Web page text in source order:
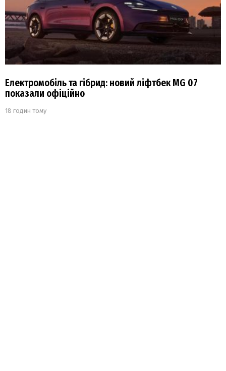
Електромобіль та гібрид: новий ліфтбек MG 07
показали офіційно
18 годин тому